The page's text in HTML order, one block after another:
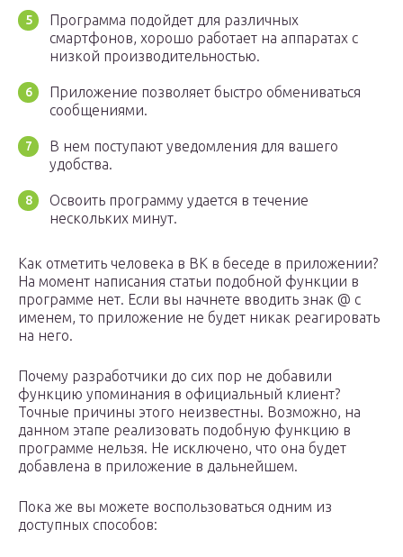
Программа подойдет для различных
смартфонов, хорошо работает на аппаратах с
низкой производительностью.
Приложение позволяет быстро обмениваться
сообщениями.
В нем поступают уведомления для вашего
удобства.
Освоить программу удается в течение
нескольких минут.
Как отметить человека в ВК в беседе в приложении?
На момент написания статьи подобной функции в
программе нет. Если вы начнете вводить знак @ с
именем, то приложение не будет никак реагировать
на него.
Почему разработчики до сих пор не добавили
функцию упоминания в официальный клиент?
Точные причины этого неизвестны. Возможно, на
данном этапе реализовать подобную функцию в
программе нельзя. Не исключено, что она будет
добавлена в приложение в дальнейшем.
Пока же вы можете воспользоваться одним из
доступных способов: